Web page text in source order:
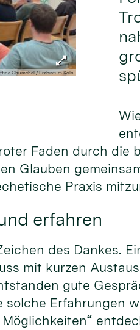
Chumchal / Erzbistum Köln
Faden durch die
Glauben
Praxis
erfahren
des Dankes.
mit kurzen
gute
Erfahrungen